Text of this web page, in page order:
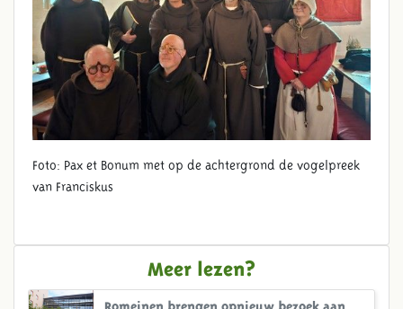
Foto: Pax et Bonum met op de achtergrond de vogelpreek
van Franciskus
Meer lezen?
Romeinen brengen opnieuw bezoek aan